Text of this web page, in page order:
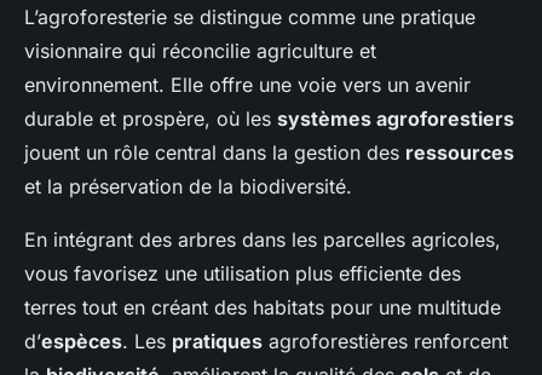
L’agroforesterie se distingue comme une pratique
visionnaire qui réconcilie agriculture et
environnement. Elle offre une voie vers un avenir
durable et prospère, où les systèmes agroforestiers
jouent un rôle central dans la gestion des ressources
et la préservation de la biodiversité.
En intégrant des arbres dans les parcelles agricoles,
vous favorisez une utilisation plus efficiente des
terres tout en créant des habitats pour une multitude
d’espèces. Les pratiques agroforestières renforcent